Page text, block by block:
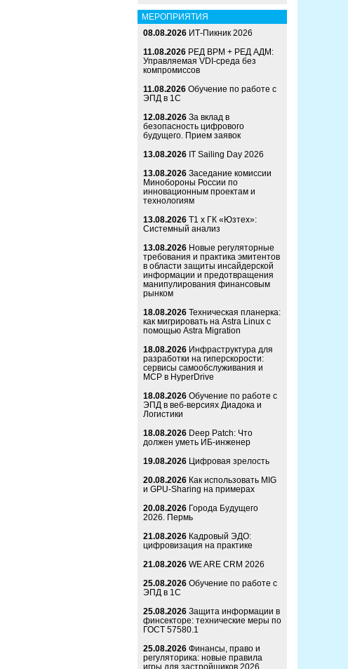
МЕРОПРИЯТИЯ
08.08.2026 ИТ-Пикник 2026
11.08.2026 РЕД ВРМ + РЕД АДМ:
Управляемая VDI-среда без
компромиссов
11.08.2026 Обучение по работе с
ЭПД в 1С
12.08.2026 За вклад в
безопасность цифрового
будущего. Прием заявок
13.08.2026 IT Sailing Day 2026
13.08.2026 Заседание комиссии
Минобороны России по
инновационным проектам и
технологиям
13.08.2026 Т1 x ГК «Юзтех»:
Системный анализ
13.08.2026 Новые регуляторные
требования и практика эмитентов
в области защиты инсайдерской
информации и предотвращения
манипулирования финансовым
рынком
18.08.2026 Техническая планерка:
как мигрировать на Astra Linux с
помощью Astra Migration
18.08.2026 Инфраструктура для
разработки на гиперскорости:
сервисы самообслуживания и
MCP в HyperDrive
18.08.2026 Обучение по работе с
ЭПД в веб-версиях Диадока и
Логистики
18.08.2026 Deep Patch: Что
должен уметь ИБ-инженер
19.08.2026 Цифровая зрелость
20.08.2026 Как использовать MIG
и GPU-Sharing на примерах
20.08.2026 Города Будущего
2026. Пермь
21.08.2026 Кадровый ЭДО:
цифровизация на практике
21.08.2026 WE ARE CRM 2026
25.08.2026 Обучение по работе с
ЭПД в 1С
25.08.2026 Защита информации в
финсекторе: технические меры по
ГОСТ 57580.1
25.08.2026 Финансы, право и
регуляторика: новые правила